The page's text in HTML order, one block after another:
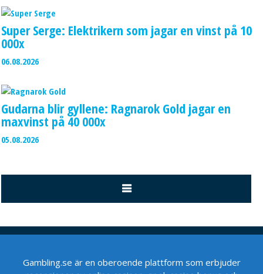
Super Serge: Elektrikern som jagar en vinst på 10
000x
06.08.2026
Gudarna blir gyllene: Ragnarok Gold jagar en
maxvinst på 40 000x
05.08.2026
Gambling.se är en oberoende plattform som erbjuder